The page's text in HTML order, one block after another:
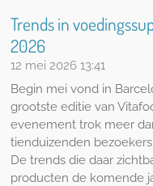
Trends in
2026
12 mei 2026 13:41
Begin mei vond in
grootste editie van
evenement trok meer
tienduizenden
De trends die daar
producten de komende